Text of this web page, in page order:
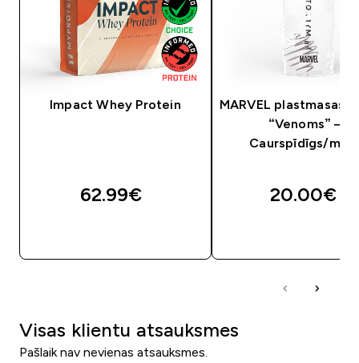
Impact Whey Protein
62.99€‎
MARVEL plastmasas
“Venoms” —
Caurspīdīgs/
20.00€‎
Visas klientu atsauksmes
Pašlaik nav nevienas atsauksmes.